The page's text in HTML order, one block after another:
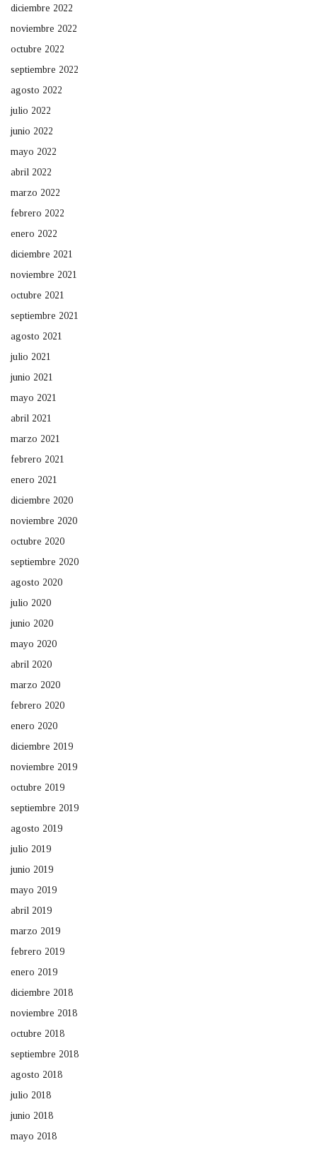
diciembre 2022
noviembre 2022
octubre 2022
septiembre 2022
agosto 2022
julio 2022
junio 2022
mayo 2022
abril 2022
marzo 2022
febrero 2022
enero 2022
diciembre 2021
noviembre 2021
octubre 2021
septiembre 2021
agosto 2021
julio 2021
junio 2021
mayo 2021
abril 2021
marzo 2021
febrero 2021
enero 2021
diciembre 2020
noviembre 2020
octubre 2020
septiembre 2020
agosto 2020
julio 2020
junio 2020
mayo 2020
abril 2020
marzo 2020
febrero 2020
enero 2020
diciembre 2019
noviembre 2019
octubre 2019
septiembre 2019
agosto 2019
julio 2019
junio 2019
mayo 2019
abril 2019
marzo 2019
febrero 2019
enero 2019
diciembre 2018
noviembre 2018
octubre 2018
septiembre 2018
agosto 2018
julio 2018
junio 2018
mayo 2018